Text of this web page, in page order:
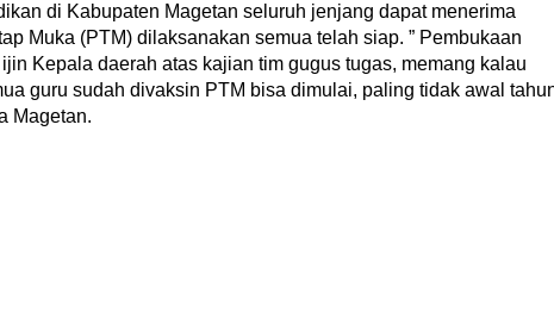
di Kabupaten Magetan seluruh jenjang dapat menerima
Muka (PTM) dilaksanakan semua telah siap. ” Pembukaan
Kepala daerah atas kajian tim gugus tugas, memang kalau
guru sudah divaksin PTM bisa dimulai, paling tidak awal
Magetan.